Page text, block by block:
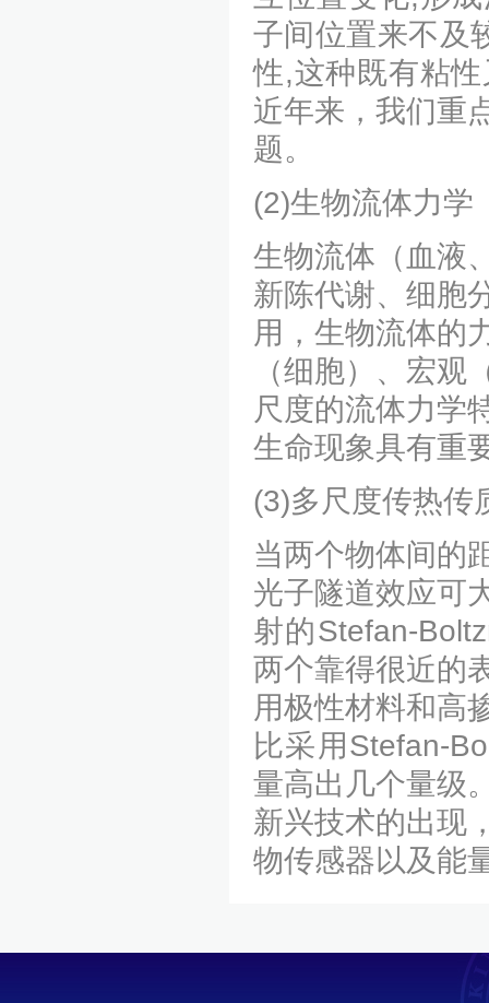
子间位置来不及
性,这种既有粘
近年来，我们重
题。
(2)生物流体力学
生物流体（血液
新陈代谢、细胞
用，生物流体的
（细胞）、宏
尺度的流体力学
生命现象具有重
(3)多尺度传热传
当两个物体间的
光子隧道效应可
射的Stefan-
两个靠得很近的
用极性材料和高
比采用Stefan-
量高出几个量级
新兴技术的出现
物传感器以及能